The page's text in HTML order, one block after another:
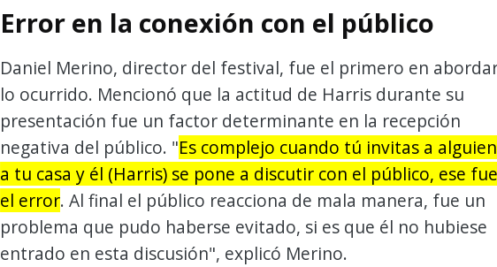
Error en la conexión con el público
Daniel Merino, director del festival, fue el primero en
lo ocurrido. Mencionó que la actitud de Harris durante su
presentación fue un factor determinante en la recepción
negativa del público. "Es complejo cuando tú invitas a alguien
a tu casa y él (Harris) se pone a discutir con el público, ese fue
el error. Al final el público reacciona de mala manera, fue un
problema que pudo haberse evitado, si es que él no hubiese
entrado en esta discusión", explicó Merino.